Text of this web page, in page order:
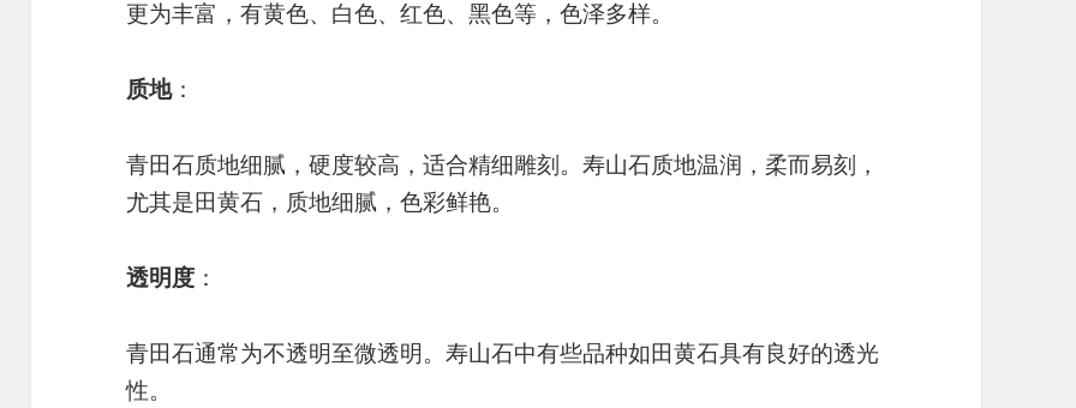
更为丰富，有黄色、白色、红色、黑色等，色泽多样。
质地：
青田石质地细腻，硬度较高，适合精细雕刻。寿山石质地温润，柔而易刻，
尤其是田黄石，质地细腻，色彩鲜艳。
透明度 ：
青田石通常为不透明至微透明。寿山石中有些品种如田黄石具有良好的透光
性。